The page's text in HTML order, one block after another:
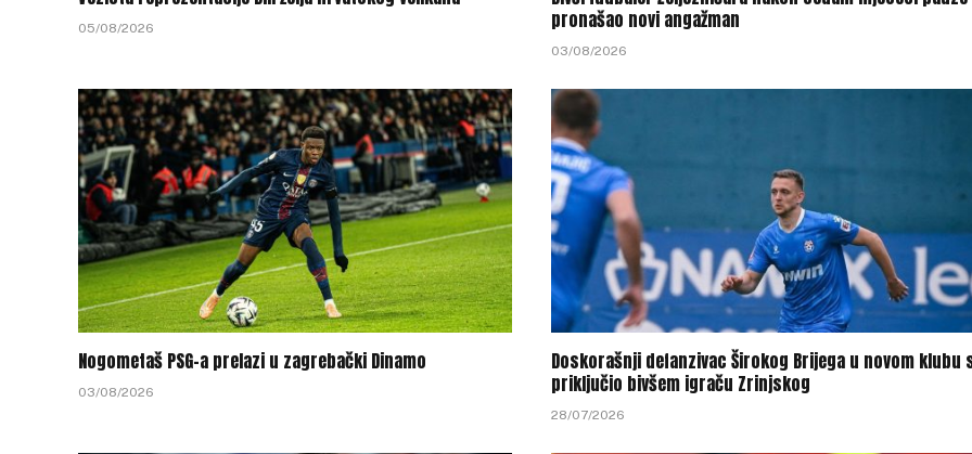
05/08/2026
pronašao novi angažman
03/08/2026
Nogometaš PSG-a prelazi u zagrebački Dinamo
03/08/2026
Doskorašnji defanzivac Širokog Brijega u novom klubu
priključio bivšem igraču Zrinjskog
28/07/2026